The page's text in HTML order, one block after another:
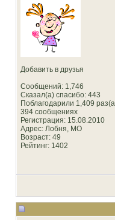
Добавить в друзья
Сообщений: 1,746
Сказал(а) спасибо: 443
Поблагодарили 1,409
394 сообщениях
Регистрация: 15.08.2010
Адрес: Лобня, MO
Возраст: 49
Рейтинг: 1402